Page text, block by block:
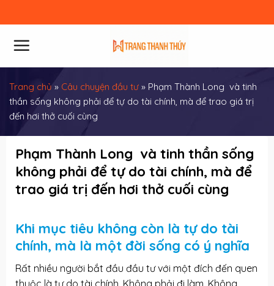
to
content
Trang chủ » Câu chuyện đầu tư » Phạm Thành Long và tinh
thần sống không phải để tự do tài chính, mà để trao giá trị
đến hơi thở cuối cùng
Phạm Thành Long và tinh thần sống
không phải để tự do tài chính, mà để
trao giá trị đến hơi thở cuối cùng
Khi mục tiêu không còn là tự do tài
chính, mà là một đời sống có ý nghĩa
Rất nhiều người bắt đầu đầu tư với một đích đến quen